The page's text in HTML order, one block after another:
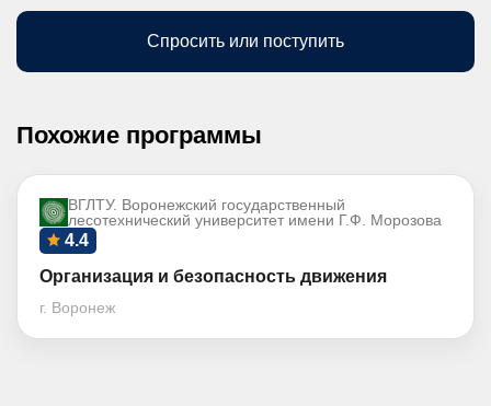
Спросить или поступить
Похожие программы
ВГЛТУ. Воронежский государственный
лесотехнический университет имени Г.Ф. Морозова
4.4
Организация и безопасность движения
г. Воронеж